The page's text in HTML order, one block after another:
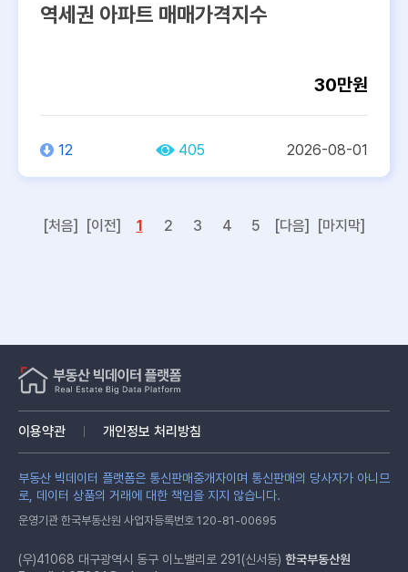
역세권 아파트 매매가격지수
30만원
12 405 2026-08-01
[처음] [이전] 1 2 3 4 5 [다음] [마지막]
이용약관 개인정보 처리방침
부동산 빅데이터 플랫폼은 통신판매중개자이며 통신판매의 당사자가 아니므
로, 데이터 상품의 거래에 대한 책임을 지지 않습니다.
운영기관 한국부동산원 사업자등록번호 120-81-00695
(우)41068 대구광역시 동구 이노밸리로 291(신서동) 한국부동산원